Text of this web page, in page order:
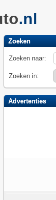
.nl
Zoeken
Zoeken naar:
Zoeken in:
Advertenties